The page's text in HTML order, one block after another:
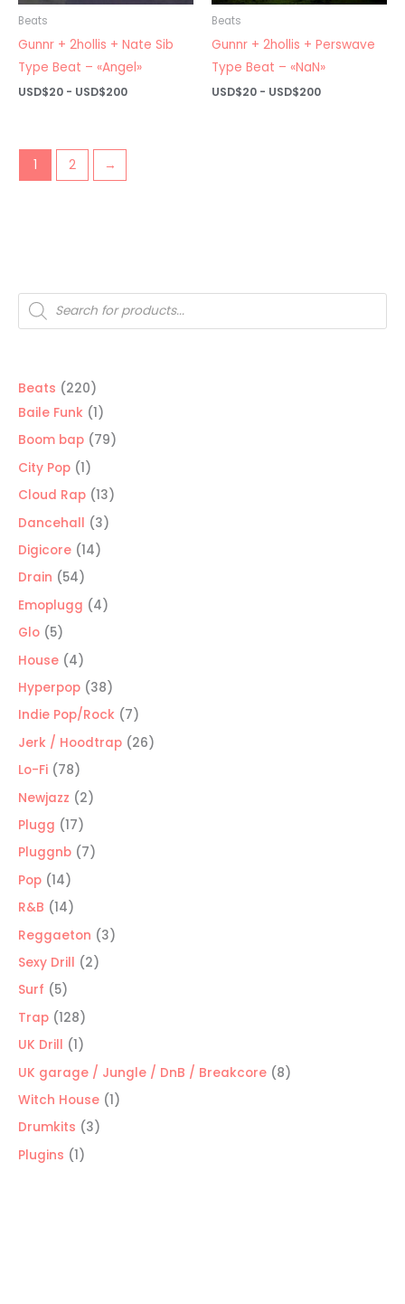
Búsqueda
de
productos
Beats 220220
productos
Baile Funk 11
producto
Boom bap 7979
City Pop 11
producto
Cloud Rap 1313
productos
Dancehall 33
Digicore 1414
Drain 5454
productos
Emoplugg 44
Glo 55
productos
House 44
productos
Hyperpop 3838
productos
Indie Pop/Rock 77
productos
Jerk / Hoodtrap 2626
Lo-Fi 7878
productos
Newjazz 22
Plugg 1717
productos
Pluggnb 77
Pop 1414
productos
R&B 1414
productos
Reggaeton 33
Sexy Drill 22
Surf 55
productos
Trap 128128
productos
UK Drill 11
producto
UK garage / Jungle / DnB / Breakcore 88
Witch House 11
Drumkits 33
Plugins 11
Beats
Gunnr + 2hollis + Nate Sib
Type Beat – «Angel»
USD$20 - USD$200Rango
Beats
Gunnr + 2hollis + Perswave
Type Beat – «NaN»
USD$20 - USD$200Rango
1 2 →